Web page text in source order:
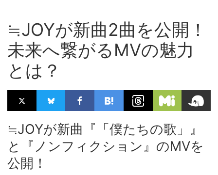
≒JOYが新曲2曲を公開！
未来へ繋がるMVの魅力
とは？
≒JOYが新曲『「僕たちの歌」』
と『ノンフィクション』のMVを
公開！